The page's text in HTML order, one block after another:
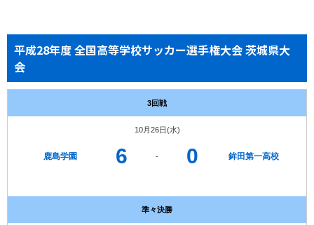
平成28年度 全国高等学校サッカー選手権大会 茨城県大
会
3回戦
10月26日(水)
鹿島学園 6 - 0 鉾田第一高校
準々決勝